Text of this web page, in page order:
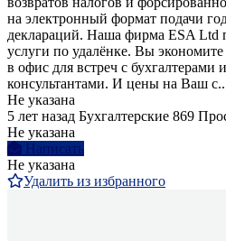
на электронный формат подачи
деклараций. Наша фирма ESA Ltd
услуги по удалёнке. Вы
в офис для встреч с
консультантами. И цены на Ваш
Не указана
5 лет назад Бухгалтерские 869
Не указана
Написать
Не указана
Удалить из избранного